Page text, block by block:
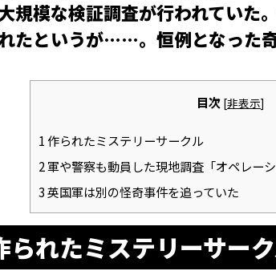
規模な検証調査が行われていた
たというが……。恒例となった奇
目次 [非表示]
1作られたミステリーサークル
2軍や警察も動員した現地調査「オペレーシ
3英国軍は別の怪奇事件を追っていた
られたミステリーサー